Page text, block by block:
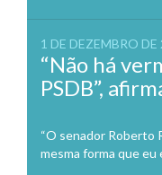
1 DE DEZEMBRO DE
“Não há
PSDB”,
“O senador Roberto
mesma forma que